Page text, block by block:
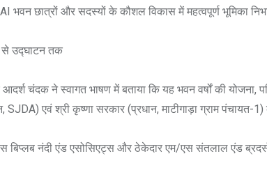
भवन छात्रों और सदस्यों के कौशल विकास में महत्वपूर्ण भूमिका
से उद्घाटन तक
चंदक ने स्वागत भाषण में बताया कि यह भवन वर्षों की योजना,
SJDA) एवं श्री कृष्णा सरकार (प्रधान, माटीगाड़ा ग्राम पंचायत-
बिप्लब नंदी एंड एसोसिएट्स और ठेकेदार एम/एस संतलाल एंड